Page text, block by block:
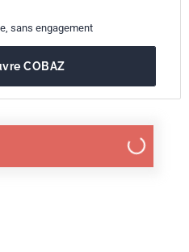
sans engagement
COBAZ